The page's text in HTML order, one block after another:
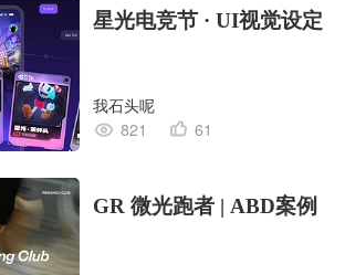
星光电竞节 · UI视觉设定
我石头呢
821
61
GR 微光跑者 | ABD案例